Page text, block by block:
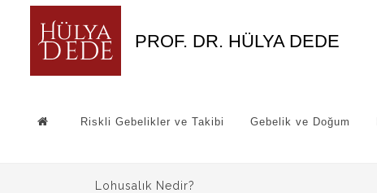
PROF. DR. HÜLYA DEDE
Riskli Gebelikler ve Takibi Gebelik ve Doğum
Lohusalık Nedir?